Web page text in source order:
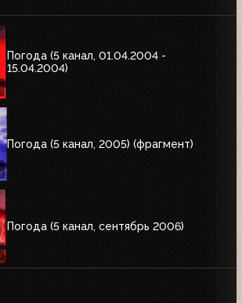
Погода (5 канал, 01.04.2004 -
15.04.2004)
Погода (5 канал, 2005) (фрагмент)
Погода (5 канал, сентябрь 2006)